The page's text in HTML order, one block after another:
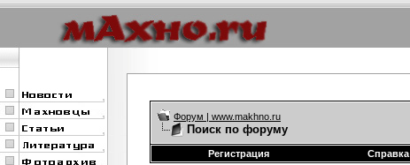
Форум | www.makhno.ru
Поиск по форуму
Регистрация
Справка